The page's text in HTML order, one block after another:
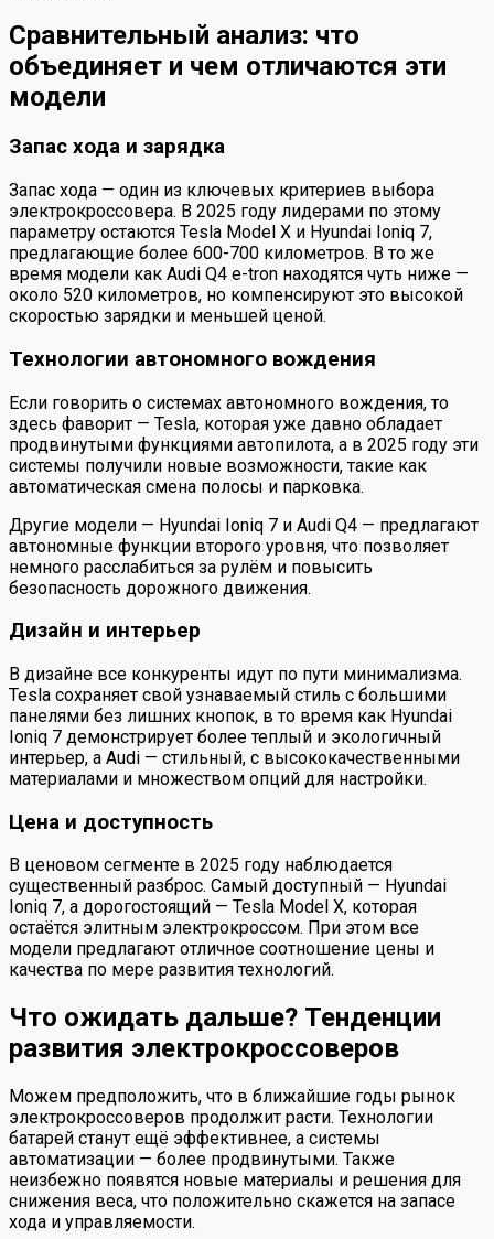
Сравнительный анализ: что
объединяет и чем отличаются эти
модели
Запас хода и зарядка
Запас хода — один из ключевых критериев выбора
электрокроссовера. В 2025 году лидерами по этому
параметру остаются Tesla Model X и Hyundai Ioniq 7,
предлагающие более 600-700 километров. В то же
время модели как Audi Q4 e-tron находятся чуть ниже —
около 520 километров, но компенсируют это высокой
скоростью зарядки и меньшей ценой.
Технологии автономного вождения
Если говорить о системах автономного вождения, то
здесь фаворит — Tesla, которая уже давно обладает
продвинутыми функциями автопилота, а в 2025 году эти
системы получили новые возможности, такие как
автоматическая смена полосы и парковка.
Другие модели — Hyundai Ioniq 7 и Audi Q4 — предлагают
автономные функции второго уровня, что позволяет
немного расслабиться за рулём и повысить
безопасность дорожного движения.
Дизайн и интерьер
В дизайне все конкуренты идут по пути минимализма.
Tesla сохраняет свой узнаваемый стиль с большими
панелями без лишних кнопок, в то время как Hyundai
Ioniq 7 демонстрирует более теплый и экологичный
интерьер, а Audi — стильный, с высококачественными
материалами и множеством опций для настройки.
Цена и доступность
В ценовом сегменте в 2025 году наблюдается
существенный разброс. Самый доступный — Hyundai
Ioniq 7, а дорогостоящий — Tesla Model X, которая
остаётся элитным электрокроссом. При этом все
модели предлагают отличное соотношение цены и
качества по мере развития технологий.
Что ожидать дальше? Тенденции
развития электрокроссоверов
Можем предположить, что в ближайшие годы рынок
электрокроссоверов продолжит расти. Технологии
батарей станут ещё эффективнее, а системы
автоматизации — более продвинутыми. Также
неизбежно появятся новые материалы и решения для
снижения веса, что положительно скажется на запасе
хода и управляемости.